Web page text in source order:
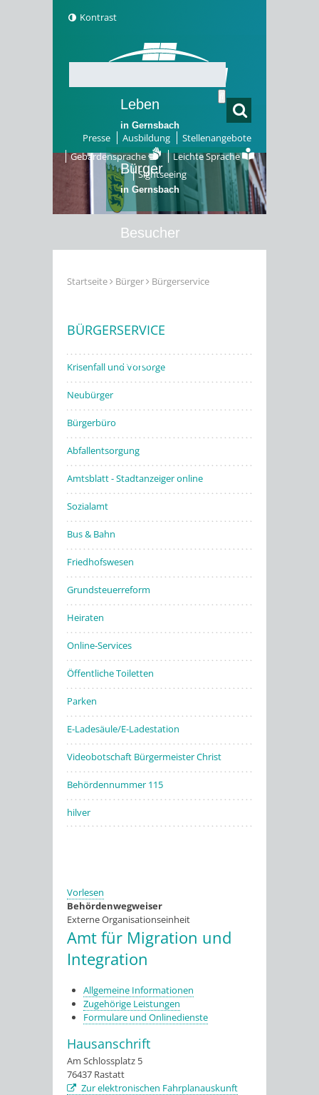
Kontrast
Presse Ausbildung
Stellenangebote
Gebärdensprache
Leichte Sprache
Sightseeing
Leben
in Gernsbach
Bürger
in Gernsbach
Besucher
Stadtwerke
Startseite Bürger Bürgerservice
BÜRGERSERVICE
Krisenfall und Vorsorge
Neubürger
Bürgerbüro
Abfallentsorgung
Amtsblatt - Stadtanzeiger online
Sozialamt
Bus & Bahn
Friedhofswesen
Grundsteuerreform
Heiraten
Online-Services
Öffentliche Toiletten
Parken
E-Ladesäule/E-Ladestation
Videobotschaft Bürgermeister Christ
Behördennummer 115
hilver
Vorlesen
Behördenwegweiser
Externe Organisationseinheit
Amt für Migration und
Integration
Allgemeine Informationen
Zugehörige Leistungen
Formulare und Onlinedienste
Hausanschrift
Am Schlossplatz 5
76437 Rastatt
Zur elektronischen Fahrplanauskunft